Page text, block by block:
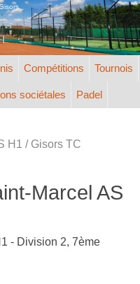
Compétitions Tournois
sociétales Padel
H1 / Gisors TC
Marcel AS
- Division 2, 7ème